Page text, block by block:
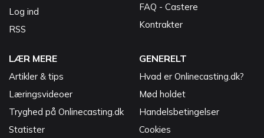
Log ind
RSS
FAQ - Castere
Kontrakter
LÆR MERE
Artikler & tips
Læringsvideoer
Tryghed på Onlinecasting.dk
Statister
GENERELT
Hvad er Onlinecasting.dk?
Mød holdet
Handelsbetingelser
Cookies